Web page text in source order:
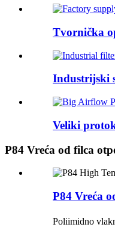
Tvornička
Industrijski
Veliki
P84 Vreća od filca
P84 Vreća
Poliimidno